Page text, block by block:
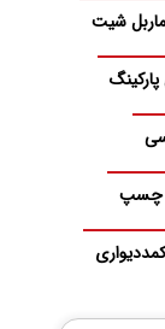
ماربل شیت
چسپ
کمددیواری